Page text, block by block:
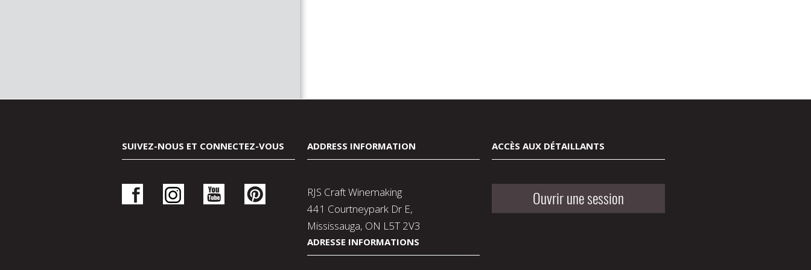
SUIVEZ-NOUS ET CONNECTEZ-VOUS ADDRESS INFORMATION
RJS Craft Winemaking
441 Courtneypark Dr E,
Mississauga, ON L5T 2V3
ADRESSE INFORMATIONS
ACCÈS AUX DÉTAILLANTS
Ouvrir une session